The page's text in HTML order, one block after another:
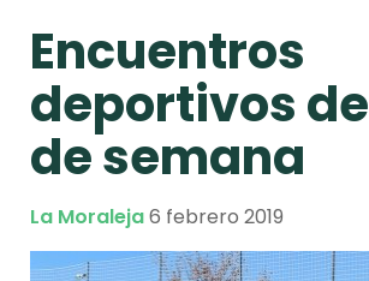
Encuentros
deportivos
de semana
La Moraleja6 febrero 2019